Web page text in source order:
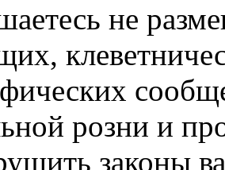
не
розни и
законы